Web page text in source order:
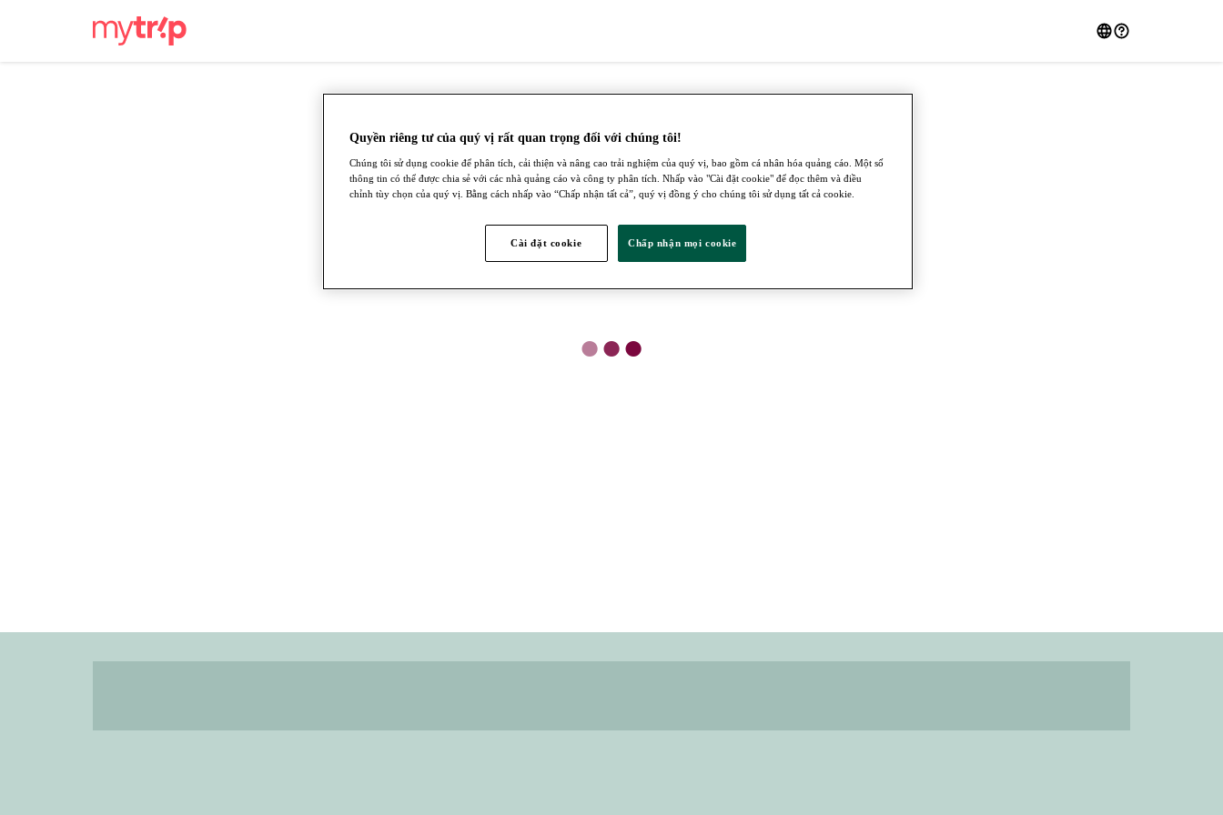
●●●
Quyền riêng tư của quý vị rất quan trọng đối với chúng tôi!
Chúng tôi sử dụng cookie để phân tích, cải thiện và nâng cao trải nghiệm của quý vị, bao gồm cá nhân hóa quảng cáo. Một số
thông tin có thể được chia sẻ với các nhà quảng cáo và công ty phân tích. Nhấp vào "Cài đặt cookie" để đọc thêm và điều
chỉnh tùy chọn của quý vị. Bằng cách nhấp vào “Chấp nhận tất cả”, quý vị đồng ý cho chúng tôi sử dụng tất cả cookie.
Cài đặt cookie Chấp nhận mọi cookie